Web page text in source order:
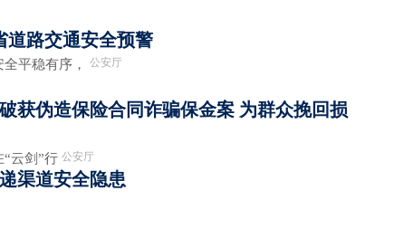
道路交通安全预警
稳有序， 公安厅
获伪造保险合同诈骗保金案 为群众挽回损
剑”行 公安厅
渠道安全隐患